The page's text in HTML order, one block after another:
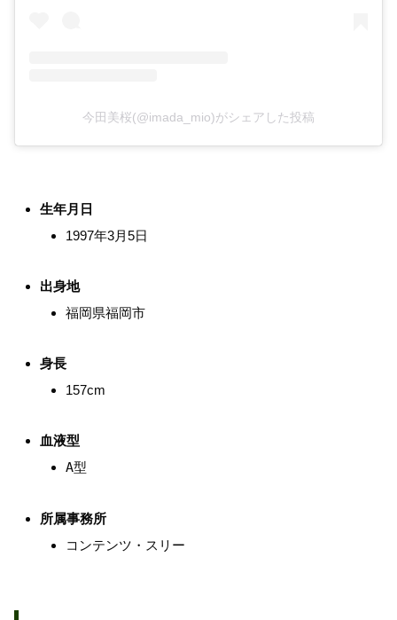
今田美桜(@imada_mio)がシェアした投稿
生年月日
1997年3月5日
出身地
福岡県福岡市
身長
157cm
血液型
A型
所属事務所
コンテンツ・スリー